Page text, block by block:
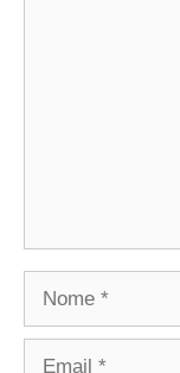
Nome
Email